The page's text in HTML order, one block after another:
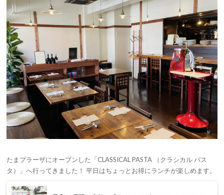
たまプラーザにオープンした「CLASSICAL PASTA （クラシカル パス
タ）」へ行ってきました！ 平日はちょっとお得にランチが楽しめます。